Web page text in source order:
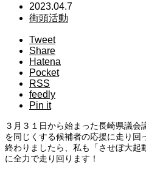
2023.04.7
街頭活動
Tweet
Share
Hatena
Pocket
RSS
feedly
Pin it
３月３１日から始まった長崎県議
を同じくする候補者の応援に走り回
終わりましたら、私も「させぼ大起
に全力で走り回ります！